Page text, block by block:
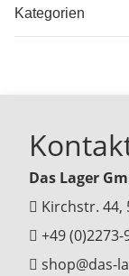
Kategorien
Das Lager
Kirchstr. 44,
+49 (0)2273-
shop@das-